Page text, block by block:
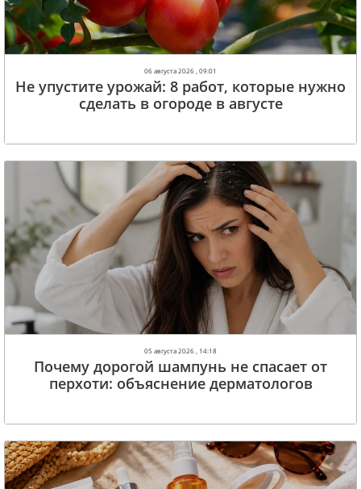
06 августа 2026 , 09:01
Не упустите урожай: 8 работ, которые нужно
сделать в огороде в августе
05 августа 2026 , 14:18
Почему дорогой шампунь не спасает от
перхоти: объяснение дерматологов